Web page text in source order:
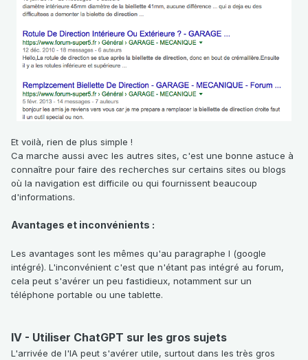
Et voilà, rien de plus simple !
Ca marche aussi avec les autres sites, c'est une bonne astuce à
connaître pour faire des recherches sur certains sites ou blogs
où la navigation est difficile ou qui fournissent beaucoup
d'informations.
Avantages et inconvénients :
Les avantages sont les mêmes qu'au paragraphe I (google
intégré). L'inconvénient c'est que n'étant pas intégré au forum,
cela peut s'avérer un peu fastidieux, notamment sur un
téléphone portable ou une tablette.
IV - Utiliser ChatGPT sur les gros sujets
L'arrivée de l'IA peut s'avérer utile, surtout dans les très gros